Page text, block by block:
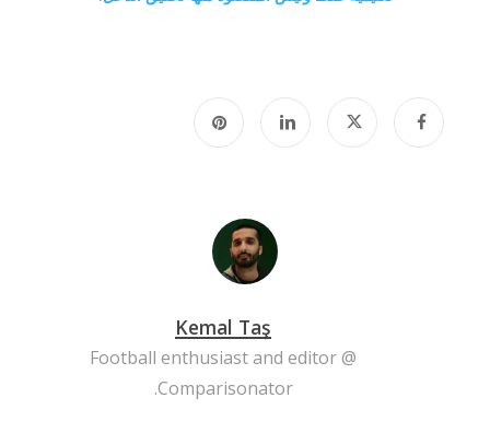
Kemal Taş
Football enthusiast and editor @
Comparisonator.